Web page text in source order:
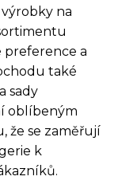
na
a
také
sady
oblíbeným
že se zaměřují
k